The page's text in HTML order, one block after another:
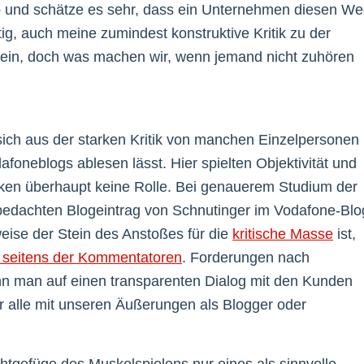
schätze es sehr, dass ein Unternehmen diesen
auch meine zumindest konstruktive Kritik zu der
doch was machen wir, wenn jemand nicht zuhören
aus der starken Kritik von manchen Einzelpersonen
ablesen lässt. Hier spielten Objektivität und
überhaupt keine Rolle. Bei genauerem Studium der
Blogeintrag von Schnutinger im Vodafone-
der Stein des Anstoßes für die kritische Masse ist,
der Kommentatoren. Forderungen nach
man auf einen transparenten Dialog mit den Kunden
mit unseren Äußerungen als Blogger oder